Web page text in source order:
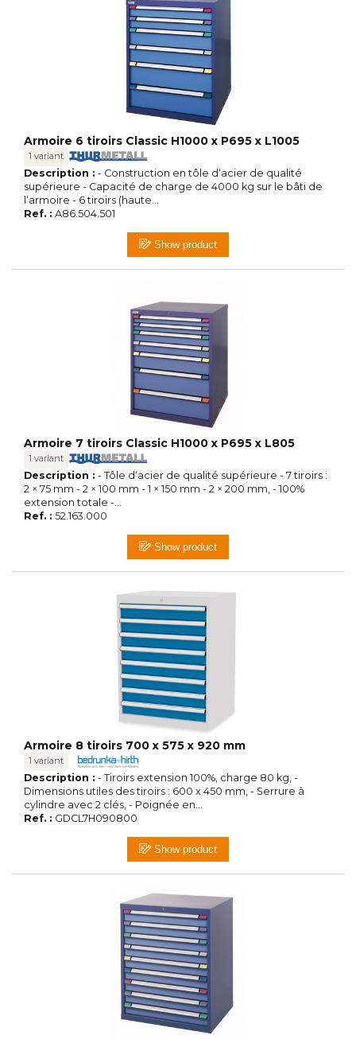
Armoire 6 tiroirs Classic H1000 x P695 x L1005
1 variant
Description : - Construction en tôle d‘acier de qualité
supérieure - Capacité de charge de 4000 kg sur le bâti de
l‘armoire - 6 tiroirs (haute...
Ref. : A86.504.501
Show product
Armoire 7 tiroirs Classic H1000 x P695 x L805
1 variant
Description : - Tôle d‘acier de qualité supérieure - 7 tiroirs :
2 × 75 mm - 2 × 100 mm - 1 × 150 mm - 2 × 200 mm, - 100%
extension totale -...
Ref. : 52.163.000
Show product
Armoire 8 tiroirs 700 x 575 x 920 mm
1 variant
Description : - Tiroirs extension 100%, charge 80 kg, -
Dimensions utiles des tiroirs : 600 x 450 mm, - Serrure à
cylindre avec 2 clés, - Poignée en...
Ref. : GDCL7H090800
Show product